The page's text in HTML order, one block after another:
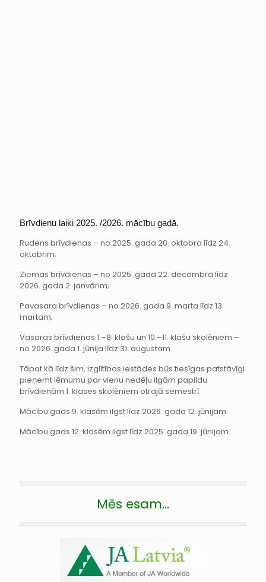
Brīvdienu laiki 2025. /2026. mācību gadā.
Rudens brīvdienas – no 2025. gada 20. oktobra līdz 24.
oktobrim;
Ziemas brīvdienas – no 2025. gada 22. decembra līdz
2026. gada 2. janvārim;
Pavasara brīvdienas – no 2026. gada 9. marta līdz 13.
martam;
Vasaras brīvdienas 1.–8. klašu un 10.–11. klašu skolēniem –
no 2026. gada 1. jūnija līdz 31. augustam.
Tāpat kā līdz šim, izglītības iestādes būs tiesīgas patstāvīgi
pieņemt lēmumu par vienu nedēļu ilgām papildu
brīvdienām 1. klases skolēniem otrajā semestrī.
Mācību gads 9. klasēm ilgst līdz 2026. gada 12. jūnijam.
Mācību gads 12. klasēm ilgst līdz 2025. gada 19. jūnijam.
Mēs esam…